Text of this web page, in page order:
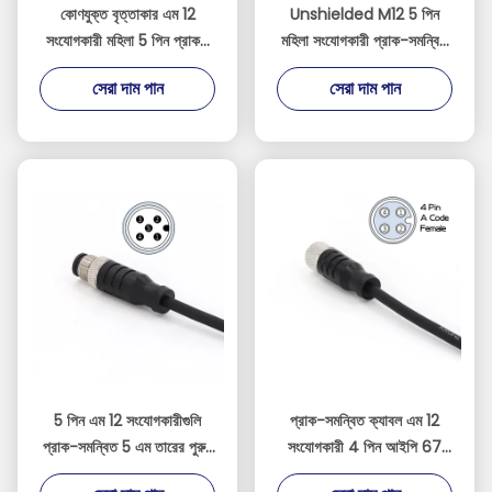
কোণযুক্ত বৃত্তাকার এম 12
সংযোগকারী মহিলা 5 পিন প্রাক-
সমন্বিত তারের সংযোগকারী
সেরা দাম পান
Unshielded M12 5 পিন
মহিলা সংযোগকারী প্রাক-সমন্বিত
5M ক্যাবল IP67 সোজা পিভিসি
সেরা দাম পান
5 পিন এম 12 সংযোগকারীগুলি
প্রাক-সমন্বিত 5 এম তারের পুরুষ
সোজা পিভিসি আইইসি 61076-
প্রাক-সমন্বিত ক্যাবল এম 12
সংযোগকারী 4 পিন আইপি 67
সোজা পিভিসি আইইসি 61076-